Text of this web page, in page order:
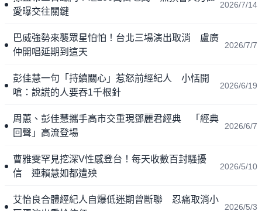
愛曝交往關鍵
2026/7/14
巴威強勢來襲眾星怕怕！台北三場演出取消 盧廣
仲開唱延期到這天
2026/7/7
彭佳慧一句「持續關心」惹怒前經紀人 小恬開
嗆：說謊的人要吞1千根針
2026/6/19
周蕙、彭佳慧攜手高市交重現鄧麗君經典 「經典
回聲」高流登場
2026/6/7
曹雅雯罕見挖深V性感登台！每天收數百封騷擾
信 連賴慧如都遭殃
2026/5/10
艾怡良合體經紀人自爆低迷期曾斷聯 忍痛取消小
2026/5/3